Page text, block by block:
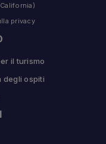
il turismo
degli ospiti
privacy